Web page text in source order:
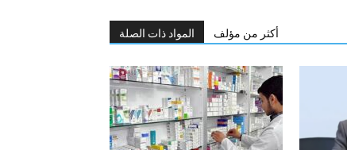
المواد ذات الصلة أكثر من مؤلف